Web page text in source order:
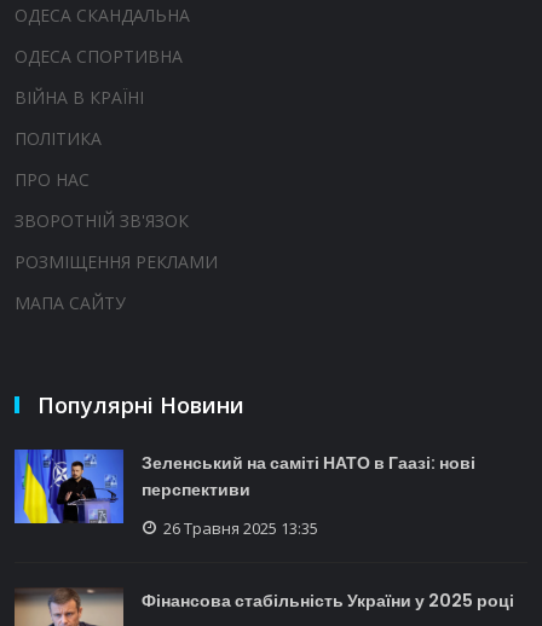
ОДЕСА СКАНДАЛЬНА
ОДЕСА СПОРТИВНА
ВІЙНА В КРАЇНІ
ПОЛІТИКА
ПРО НАС
ЗВОРОТНІЙ ЗВ'ЯЗОК
РОЗМІЩЕННЯ РЕКЛАМИ
МАПА САЙТУ
Популярні Новини
Зеленський на саміті НАТО в Гаазі: нові
перспективи
26 Травня 2025 13:35
Фінансова стабільність України у 2025 році